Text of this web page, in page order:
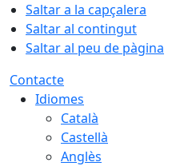
Saltar a la capçalera
Saltar al contingut
Saltar al peu de pàgina
Contacte
Idiomes
Català
Castellà
Anglès